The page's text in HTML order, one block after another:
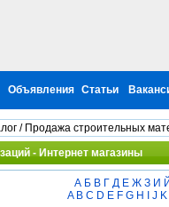
Объявления Статьи
/ Продажа строительных
- Интернет магазины
А Б В Г Д Е Ж З И
A B C D E F G H J K